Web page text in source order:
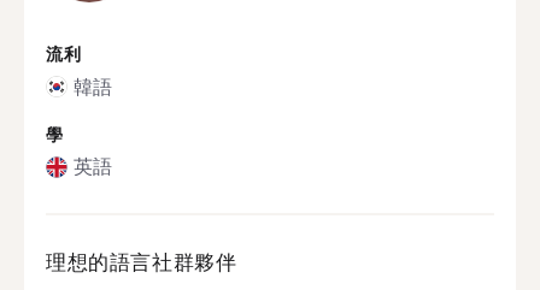
流利
韓語
學
英語
理想的語言社群夥伴